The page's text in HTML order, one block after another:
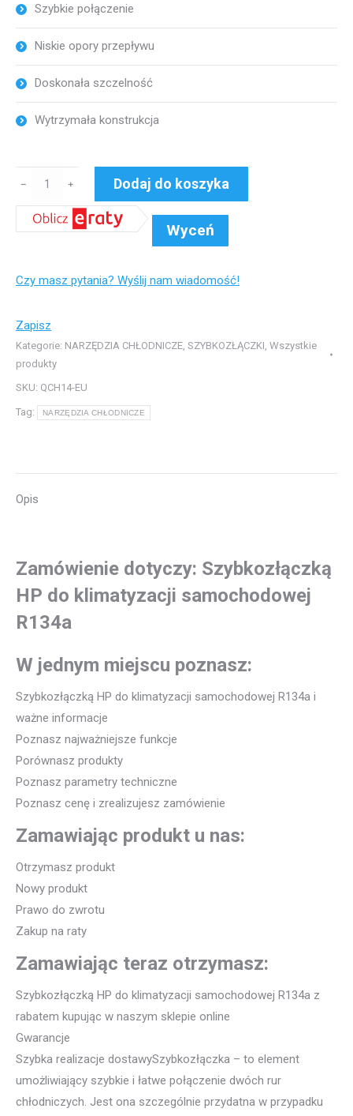
Szybkie połączenie
Niskie opory przepływu
Doskonała szczelność
Wytrzymała konstrukcja
samochodowej
﹣ ﹢ Dodaj do koszyka
Wyceń
Czy masz pytania? Wyślij nam wiadomość!
Zapisz
Kategorie: NARZĘDZIA CHŁODNICZE, SZYBKOZŁĄCZKI, Wszystkie
produkty
SKU: QCH14-EU
Tag: NARZĘDZIA CHŁODNICZE
Opis
Zamówienie dotyczy: Szybkozłączką
HP do klimatyzacji samochodowej
R134a
W jednym miejscu poznasz:
Szybkozłączką HP do klimatyzacji samochodowej R134a i
ważne informacje
Poznasz najważniejsze funkcje
Porównasz produkty
Poznasz parametry techniczne
Poznasz cenę i zrealizujesz zamówienie
Zamawiając produkt u nas:
Otrzymasz produkt
Nowy produkt
Prawo do zwrotu
Zakup na raty
Zamawiając teraz otrzymasz:
Szybkozłączką HP do klimatyzacji samochodowej R134a z
rabatem kupując w naszym sklepie online
Gwarancje
Szybka realizacje dostawySzybkozłączka – to element
umożliwiający szybkie i łatwe połączenie dwóch rur
chłodniczych. Jest ona szczególnie przydatna w przypadku